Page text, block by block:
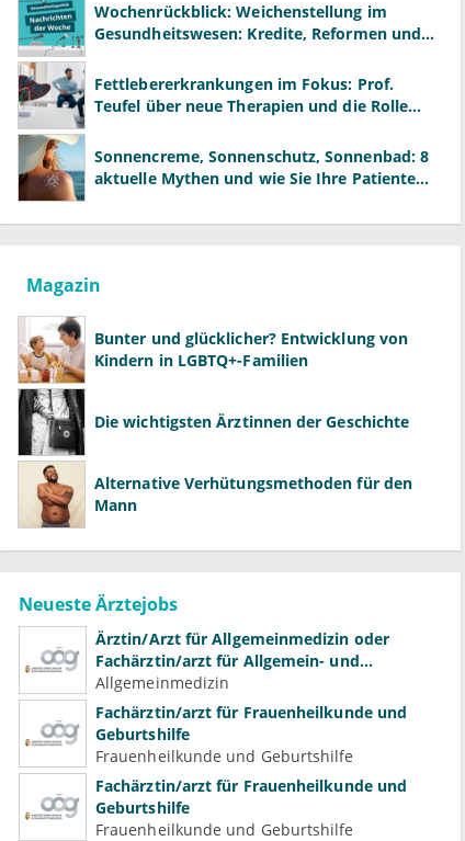
Wochenrückblick: Weichenstellung im
Gesundheitswesen: Kredite, Reformen und
Fettlebererkrankungen im Fokus: Prof.
Teufel über neue Therapien und die Rolle
Sonnencreme, Sonnenschutz, Sonnenbad: 8
aktuelle Mythen und wie Sie Ihre Patienten
Magazin
Bunter und glücklicher? Entwicklung von
Kindern in LGBTQ+-Familien
Die wichtigsten Ärztinnen der Geschichte
Alternative Verhütungsmethoden für den
Mann
Neueste Ärztejobs
Ärztin/Arzt für Allgemeinmedizin oder
Fachärztin/arzt für Allgemein- und
Familienmedizin für Psychiatrie und
Psychotherapeutische Medizin
Allgemeinmedizin
Fachärztin/arzt für Frauenheilkunde und
Geburtshilfe
Frauenheilkunde und Geburtshilfe
Fachärztin/arzt für Frauenheilkunde und
Geburtshilfe
Frauenheilkunde und Geburtshilfe